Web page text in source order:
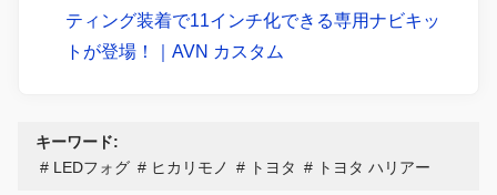
ティング装着で11インチ化できる専用ナビキッ
トが登場！｜AVN カスタム
キーワード:
LEDフォグ
ヒカリモノ トヨタ トヨタ ハリアー